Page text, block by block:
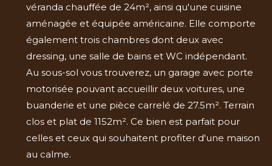
véranda chauffée de 24m², ainsi qu'une cuisine
aménagée et équipée américaine. Elle comporte
également trois chambres dont deux avec
dressing, une salle de bains et WC indépendant.
Au sous-sol vous trouverez, un garage avec porte
motorisée pouvant accueillir deux voitures, une
buanderie et une pièce carrelé de 27.5m². Terrain
clos et plat de 1152m². Ce bien est parfait pour
celles et ceux qui souhaitent profiter d'une maison
au calme.